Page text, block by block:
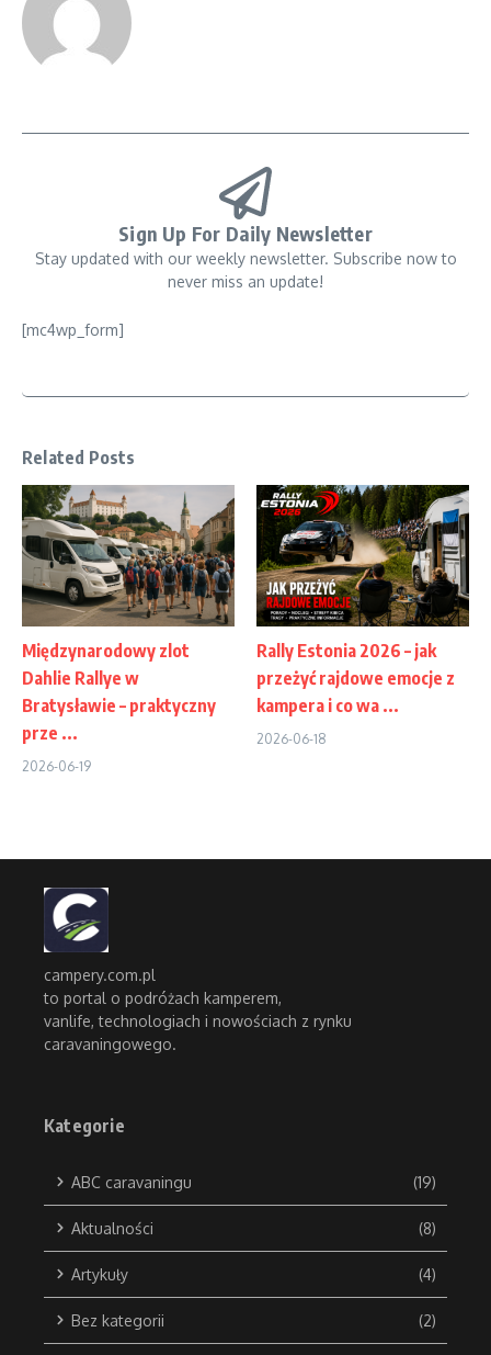
Sign Up For Daily Newsletter
Stay updated with our weekly newsletter. Subscribe now to
never miss an update!
[mc4wp_form]
Related Posts
Międzynarodowy zlot
Dahlie Rallye w
Bratysławie – praktyczny
prze ...
2026-06-19
Rally Estonia 2026 – jak
przeżyć rajdowe emocje z
kampera i co wa ...
2026-06-18
campery.com.pl
to portal o podróżach kamperem,
vanlife, technologiach i nowościach z rynku
caravaningowego.
Kategorie
ABC caravaningu (19)
Aktualności (8)
Artykuły (4)
Bez kategorii (2)